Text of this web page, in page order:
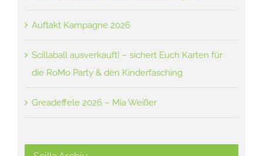
Auftakt Kampagne 2026
Scillaball ausverkauft! – sichert Euch Karten für
die RoMo Party & den Kinderfasching
Greadeffele 2026 – Mia Weißer